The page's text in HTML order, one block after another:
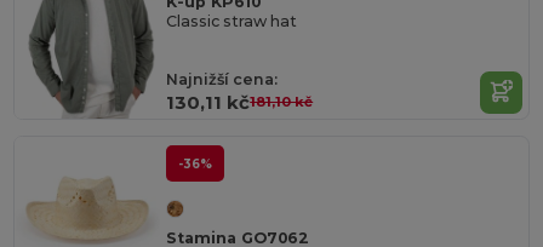
Classic straw hat
Najnižší cena:
130,11 kč181,10 kč
-36%
Stamina GO7062